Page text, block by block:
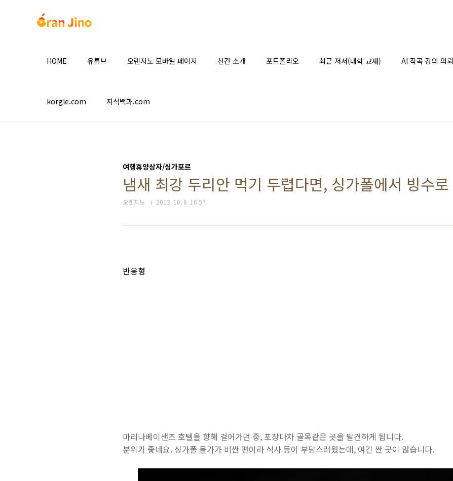
HOME 유튜브 오렌지노 모바일 페이지 신간 소개 포트폴리오 최근 저서(대학 교재) AI 작곡 강의 의뢰
korgle.com 지식백과.com
여행휴양상자/싱가포르
냄새 최강 두리안 먹기 두렵다면, 싱가폴에서 빙수
오렌지노 2013. 10. 6. 16:57
반응형
마리나베이샌즈 호텔을 향해 걸어가던 중, 포장마차 골목같은 곳을 발견하게 됩니다.
분위기 좋네요. 싱가폴 물가가 비싼 편이라 식사 등이 부담스러웠는데, 여긴 싼 곳이 많습니다.